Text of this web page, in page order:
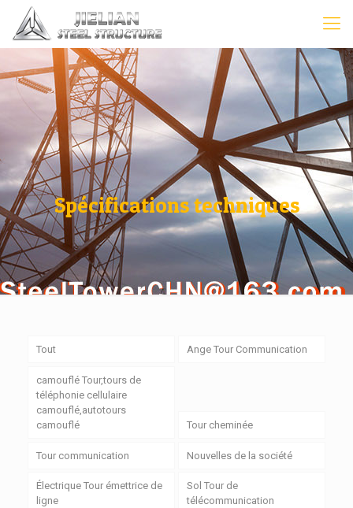
Spécifications techniques
Tout Ange Tour Communication
camouflé Tour,tours de
téléphonie cellulaire
camouflé,autotours
camouflé
Tour cheminée
Tour communication Nouvelles de la société
Électrique Tour émettrice de
ligne
Sol Tour de
télécommunication